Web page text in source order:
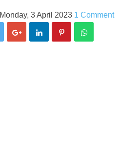
Monday, 3 April 2023 1 Comment